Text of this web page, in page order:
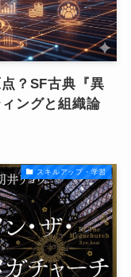
？SF古典『異
ングと組織論
スキルアップ・学習